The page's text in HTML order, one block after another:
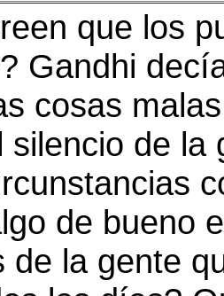
que los
Gandhi
cosas
silencio de la
de bueno
de la gente